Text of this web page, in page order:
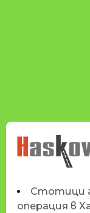
Стотици
операция в